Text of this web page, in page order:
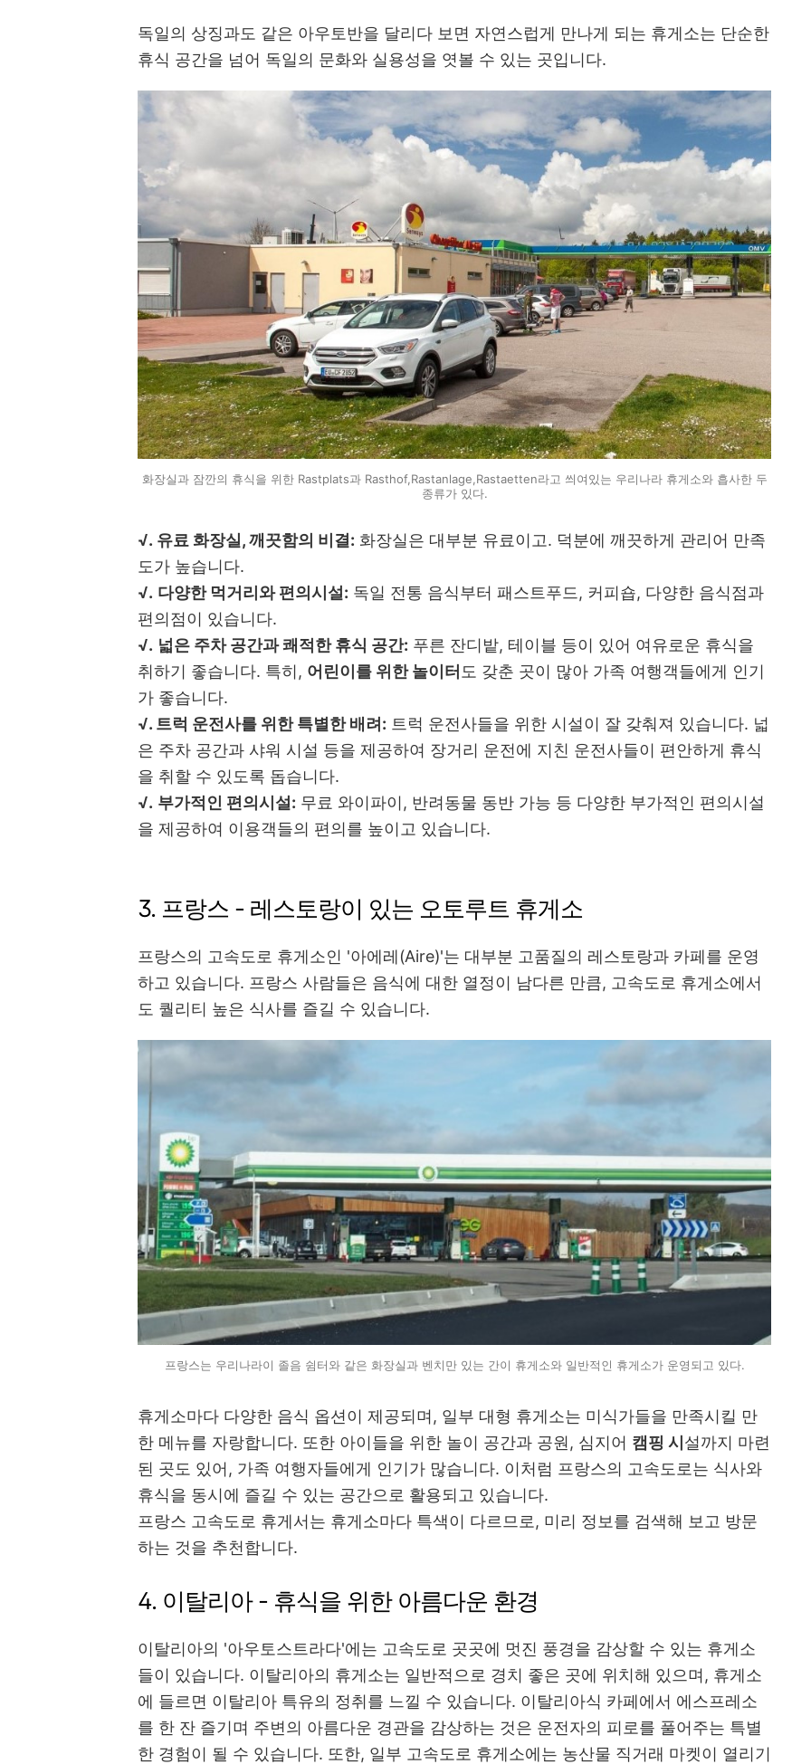
독일의 상징과도 같은 아우토반을 달리다 보면 자연스럽게 만나게 되는 휴게소는 단순한
휴식 공간을 넘어 독일의 문화와 실용성을 엿볼 수 있는 곳입니다.
화장실과 잠깐의 휴식을 위한 Rastplats과 Rasthof,Rastanlage,Rastaetten라고 씌여있는 우리나라 휴게소와 흡사한 두
종류가 있다.
√. 유료 화장실, 깨끗함의 비결: 화장실은 대부분 유료이고. 덕분에 깨끗하게 관리어 만족
도가 높습니다.
√. 다양한 먹거리와 편의시설: 독일 전통 음식부터 패스트푸드, 커피숍, 다양한 음식점과
편의점이 있습니다.
√. 넓은 주차 공간과 쾌적한 휴식 공간: 푸른 잔디밭, 테이블 등이 있어 여유로운 휴식을
취하기 좋습니다. 특히, 어린이를 위한 놀이터 도 갖춘 곳이 많아 가족 여행객들에게 인기
가 좋습니다.
√. 트럭 운전사를 위한 특별한 배려: 트럭 운전사들을 위한 시설이 잘 갖춰져 있습니다. 넓
은 주차 공간과 샤워 시설 등을 제공하여 장거리 운전에 지친 운전사들이 편안하게 휴식
을 취할 수 있도록 돕습니다.
√. 부가적인 편의시설: 무료 와이파이, 반려동물 동반 가능 등 다양한 부가적인 편의시설
을 제공하여 이용객들의 편의를 높이고 있습니다.
3. 프랑스 - 레스토랑이 있는 오토루트 휴게소
프랑스의 고속도로 휴게소인 '아에레(Aire)'는 대부분 고품질의 레스토랑과 카페를 운영
하고 있습니다. 프랑스 사람들은 음식에 대한 열정이 남다른 만큼, 고속도로 휴게소에서
도 퀄리티 높은 식사를 즐길 수 있습니다.
프랑스는 우리나라이 졸음 쉼터와 같은 화장실과 벤치만 있는 간이 휴게소와 일반적인 휴게소가 운영되고 있다.
휴게소마다 다양한 음식 옵션이 제공되며, 일부 대형 휴게소는 미식가들을 만족시킬 만
한 메뉴를 자랑합니다. 또한 아이들을 위한 놀이 공간과 공원, 심지어 캠핑 시설까지 마련
된 곳도 있어, 가족 여행자들에게 인기가 많습니다. 이처럼 프랑스의 고속도로는 식사와
휴식을 동시에 즐길 수 있는 공간으로 활용되고 있습니다.
프랑스 고속도로 휴게서는 휴게소마다 특색이 다르므로, 미리 정보를 검색해 보고 방문
하는 것을 추천합니다.
4. 이탈리아 - 휴식을 위한 아름다운 환경
이탈리아의 '아우토스트라다'에는 고속도로 곳곳에 멋진 풍경을 감상할 수 있는 휴게소
들이 있습니다. 이탈리아의 휴게소는 일반적으로 경치 좋은 곳에 위치해 있으며, 휴게소
에 들르면 이탈리아 특유의 정취를 느낄 수 있습니다. 이탈리아식 카페에서 에스프레소
를 한 잔 즐기며 주변의 아름다운 경관을 감상하는 것은 운전자의 피로를 풀어주는 특별
한 경험이 될 수 있습니다. 또한, 일부 고속도로 휴게소에는 농산물 직거래 마켓이 열리기